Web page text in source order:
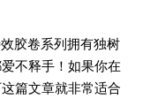
胶卷系列拥有独树
不释手！如果你在
篇文章就非常适合